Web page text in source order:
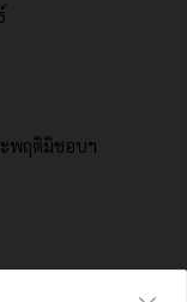
ะพฤติมิชอบฯ